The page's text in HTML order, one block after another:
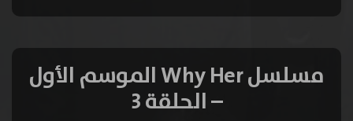
مسلسل Why Her الموسم الأول
– الحلقة 3